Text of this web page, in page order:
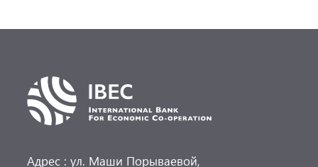
Адрес : ул. Маши Порываевой,